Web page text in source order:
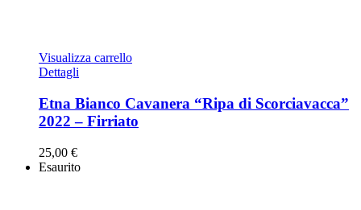
Visualizza carrello
Dettagli
Etna Bianco Cavanera “Ripa di Scorciavacca”
2022 – Firriato
25,00 €
Esaurito